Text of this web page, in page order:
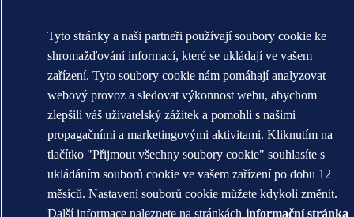
Tyto stránky a naši partneři používají soubory cookie ke
shromažďování informací, které se ukládají ve vašem
zařízení. Tyto soubory cookie nám pomáhají analyzovat
webový provoz a sledovat výkonnost webu, abychom
zlepšili váš uživatelský zážitek a pomohli s našimi
propagačními a marketingovými aktivitami. Kliknutím na
tlačítko "Přijmout všechny soubory cookie" souhlasíte s
ukládáním souborů cookie ve vašem zařízení po dobu 12
měsíců. Nastavení souborů cookie můžete kdykoli změnit.
Další informace naleznete na stránkách informační stránka